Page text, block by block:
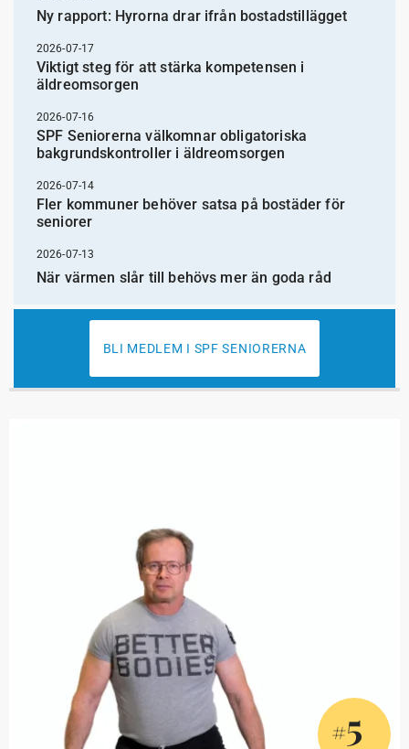
Ny rapport: Hyrorna drar ifrån bostadstillägget
2026-07-17
Viktigt steg för att stärka kompetensen i
äldreomsorgen
2026-07-16
SPF Seniorerna välkomnar obligatoriska
bakgrundskontroller i äldreomsorgen
2026-07-14
Fler kommuner behöver satsa på bostäder för
seniorer
2026-07-13
När värmen slår till behövs mer än goda råd
BLI MEDLEM I SPF SENIORERNA
#5